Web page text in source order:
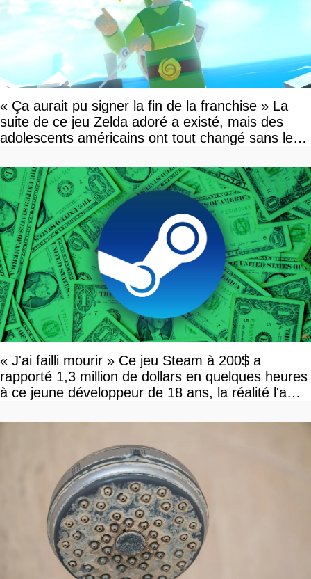
« Ça aurait pu signer la fin de la franchise » La
suite de ce jeu Zelda adoré a existé, mais des
adolescents américains ont tout changé sans le
« J'ai failli mourir » Ce jeu Steam à 200$ a
rapporté 1,3 million de dollars en quelques heures
à ce jeune développeur de 18 ans, la réalité l'a